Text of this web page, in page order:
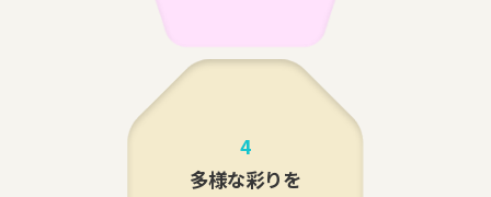
4
多様な彩りを